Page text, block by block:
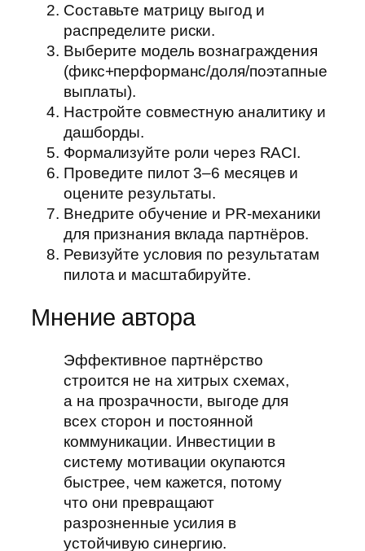
Составьте матрицу выгод и
распределите риски.
Выберите модель вознаграждения
(фикс+перформанс/доля/поэтапные
выплаты).
Настройте совместную аналитику и
дашборды.
Формализуйте роли через RACI.
Проведите пилот 3–6 месяцев и
оцените результаты.
Внедрите обучение и PR-механики
для признания вклада партнёров.
Ревизуйте условия по результатам
пилота и масштабируйте.
Мнение автора
Эффективное партнёрство
строится не на хитрых схемах,
а на прозрачности, выгоде для
всех сторон и постоянной
коммуникации. Инвестиции в
систему мотивации окупаются
быстрее, чем кажется, потому
что они превращают
разрозненные усилия в
устойчивую синергию.